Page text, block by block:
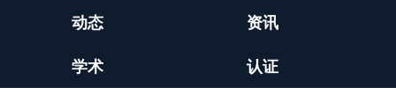
动态 资讯
学术 认证